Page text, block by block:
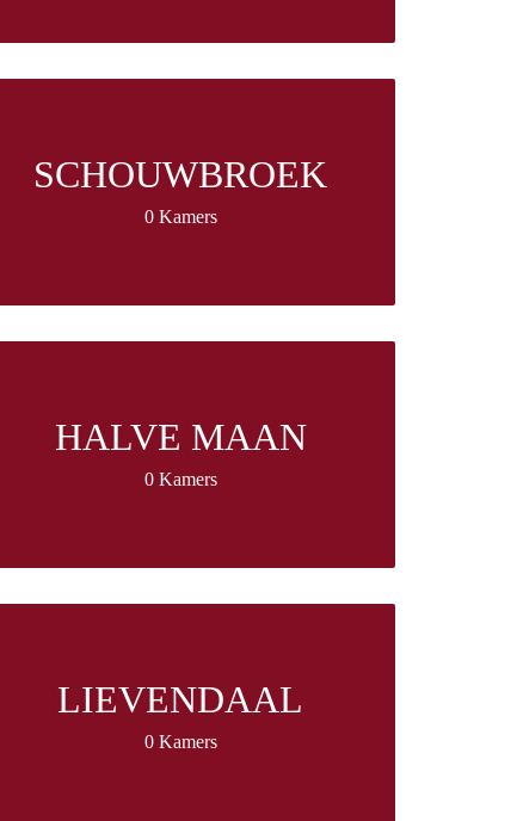
SCHOUWBROEK
0 Kamers
HALVE MAAN
0 Kamers
LIEVENDAAL
0 Kamers